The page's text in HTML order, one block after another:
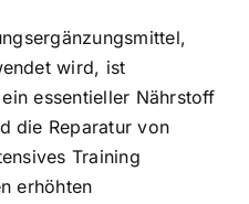
wird, ist
essentieller Nährstoff
die Reparatur von
Training
erhöhten